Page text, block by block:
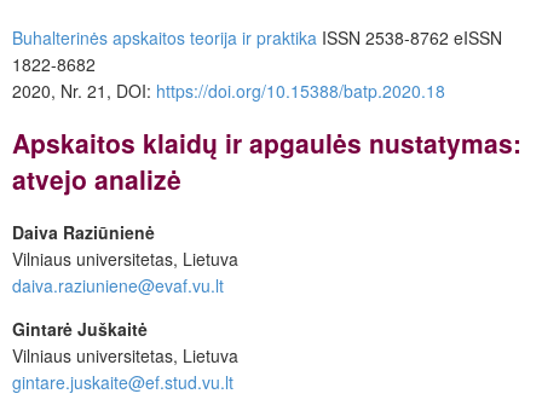
Buhalterinės apskaitos teorija ir praktika ISSN 2538-8762 eISSN
1822-8682
2020, Nr. 21, DOI: https://doi.org/10.15388/batp.2020.18
Apskaitos klaidų ir apgaulės nustatymas:
atvejo analizė
Daiva Raziūnienė
Vilniaus universitetas, Lietuva
daiva.raziuniene@evaf.vu.lt
Gintarė Juškaitė
Vilniaus universitetas, Lietuva
gintare.juskaite@ef.stud.vu.lt